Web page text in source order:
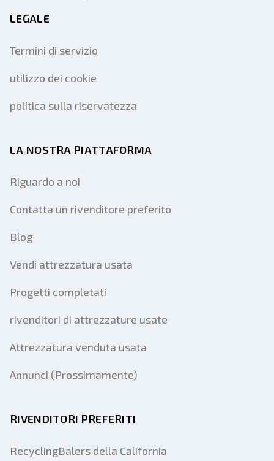
LEGALE
Termini di servizio
utilizzo dei cookie
politica sulla riservatezza
LA NOSTRA PIATTAFORMA
Riguardo a noi
Contatta un rivenditore preferito
Blog
Vendi attrezzatura usata
Progetti completati
rivenditori di attrezzature usate
Attrezzatura venduta usata
Annunci (Prossimamente)
RIVENDITORI PREFERITI
RecyclingBalers della California